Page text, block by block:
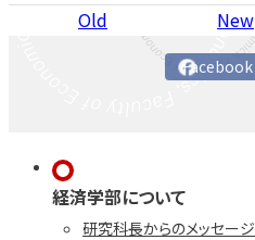
Old New
Facebook
経済学部について
研究科長からのメッセージ